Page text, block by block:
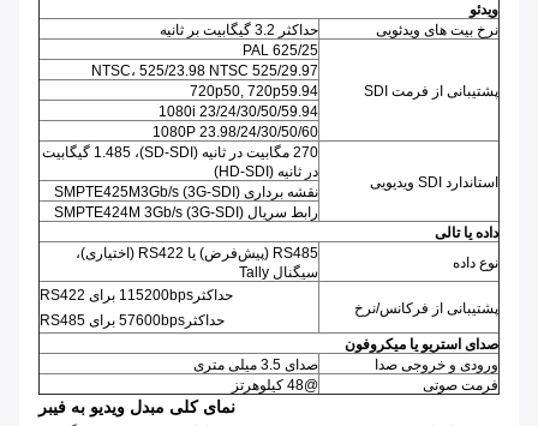
ویدئو
نرخ بیت های ویدئویی
حداکثر 3.2 گیگابیت بر ثانیه
پشتیبانی از فرمت SDI
625/25 PAL
525/29.97 NTSC، 525/23.98 NTSC
720p50, 720p59.94
1080i 23/24/30/50/59.94
1080P 23.98/24/30/50/60
استاندارد SDI ویدیویی
270 مگابیت در ثانیه (SD-SDI)، 1.485 گیگابیت
در ثانیه (HD-SDI)
نقشه برداری SMPTE425M3Gb/s (3G-SDI)
رابط سریال SMPTE424M 3Gb/s (3G-SDI)
داده یا تالی
نوع داده
RS485 (پیش‌فرض) یا RS422 (اختیاری)،
سیگنال Tally
پشتیبانی از فرکانس/نرخ
حداکثر115200bps برای RS422
حداکثر57600bps برای RS485
صدای استریو یا میکروفون
ورودی و خروجی صدا
صدای 3.5 میلی متری
فرمت صوتی
@48 کیلوهرتز
نمای کلی مبدل ویدیو به فیبر